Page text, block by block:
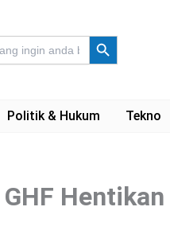
Search Button
Politik & Hukum Tekno
Hentikan